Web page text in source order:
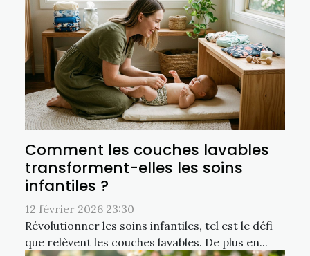
Comment les couches lavables
transforment-elles les soins
infantiles ?
12 février 2026 23:30
Révolutionner les soins infantiles, tel est le défi
que relèvent les couches lavables. De plus en...